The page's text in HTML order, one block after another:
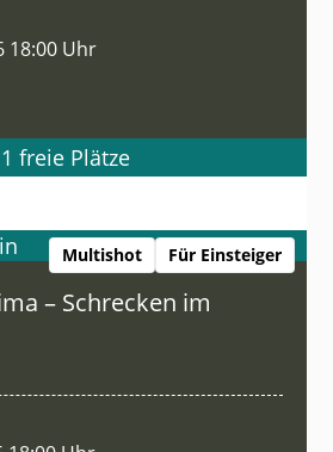
18:00 Uhr
1 freie Plätze
Multishot Für Einsteiger
– Schrecken im